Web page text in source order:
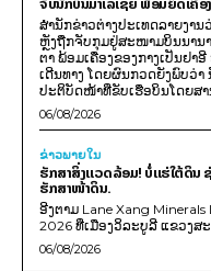
ສຳນັກຂ່າວຕ່າງປະເທດລາຍງາ
ຫຼັງຖືກຈັບກຸມຢູ່ສະໜາມບິນນານ
ຕາ ພ້ອມເຄື່ອງຂອງກາງເປັນຢາ
ເດີນທາງ ໂດຍຜົນກວດຍັງພົບວ່
ປະຕິບັດໜ້າທີ່ຂັບເຮືອບິນໂດຍສາ
06/08/2026
ຂ່າວພາຍ​ໃນ
ຮັກສາສິ່ງແວດລ້ອມ! ບໍ່ແຮ່ໃຕ້ດິ
ຮັກສາໜ້າດິນ.
ອີງຕາມ Lane Xang
2026 ທີ່ເມືອງວິລະບູລີ ແຂວງສ
06/08/2026